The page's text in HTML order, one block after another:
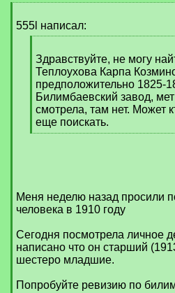
q
555l написал:
q
]
Здравствуйте, не могу
Теплоухова Карпа
предположительно 1825-
Билимбаевский завод,
смотрела, там нет. Может
еще поискать.
[
Меня неделю назад просили
человека в 1910 году
Сегодня посмотрела личное
написано что он старший
шестеро младшие.
Попробуйте ревизию по